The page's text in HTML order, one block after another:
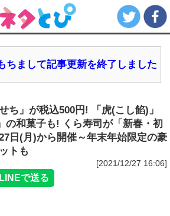
ちまして記事更新を終了しました
ち」が税込500円! 「虎(こし餡)」
の和菓子も! くら寿司が「新春・初
日(月)から開催～年末年始限定の豪
トも
[2021/12/27 16:06]